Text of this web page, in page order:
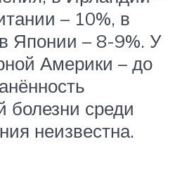
– 10%, в
Японии – 8-9%. У
Америки – до
болезни среди
неизвестна.